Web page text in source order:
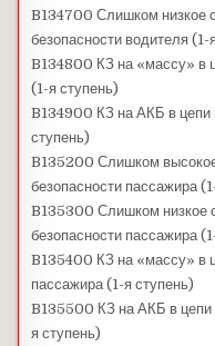
B134700 Слишком низкое
безопасности водителя (1-
B134800 КЗ на «массу» в
(1-я ступень)
B134900 КЗ на АКБ в цепи
ступень)
B135200 Слишком
безопасности пассажира
B135300 Слишком низкое
безопасности пассажира
B135400 КЗ на «массу» в
пассажира (1-я ступень)
B135500 КЗ на АКБ в цепи
я ступень)